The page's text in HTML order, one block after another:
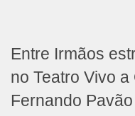
Entre Irmãos
no Teatro Vivo
Fernando Pavão